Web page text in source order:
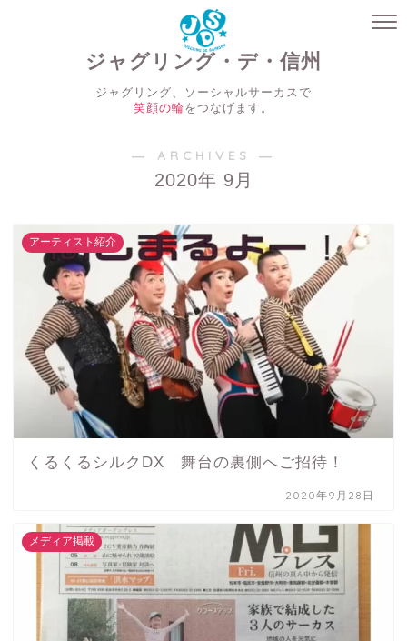
ジャグリング・デ・信州
ジャグリング、ソーシャルサーカスで
笑顔の輪をつなげます。
― ARCHIVES ―
2020年 9月
アーティスト紹介
くるくるシルクDX 舞台の裏側へご招待！
2020年9月28日
メディア掲載